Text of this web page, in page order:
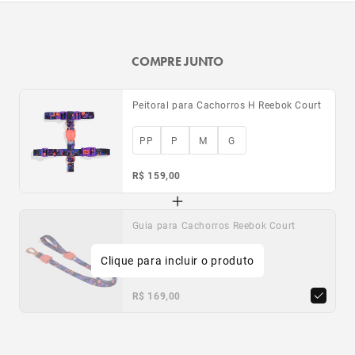
COMPRE JUNTO
Peitoral para Cachorros H Reebok Court
PP P M G
R$ 159,00
Guia para Cachorros Reebok Court
PP P G
R$ 169,00
Clique para incluir o produto